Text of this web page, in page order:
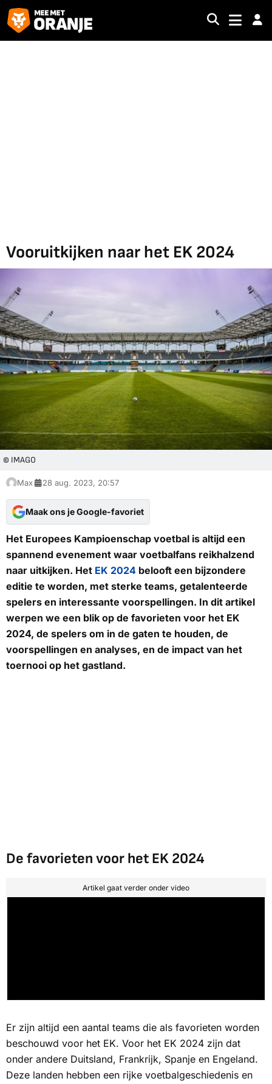
Vooruitkijken naar het EK 2024
© IMAGO
Max 28 aug. 2023, 20:57
Maak ons je Google-favoriet
Het Europees Kampioenschap voetbal is altijd een
spannend evenement waar voetbalfans reikhalzend
naar uitkijken. Het EK 2024 belooft een bijzondere
editie te worden, met sterke teams, getalenteerde
spelers en interessante voorspellingen. In dit artikel
werpen we een blik op de favorieten voor het EK
2024, de spelers om in de gaten te houden, de
voorspellingen en analyses, en de impact van het
toernooi op het gastland.
De favorieten voor het EK 2024
Artikel gaat verder onder video
Er zijn altijd een aantal teams die als favorieten worden
beschouwd voor het EK. Voor het EK 2024 zijn dat
onder andere Duitsland, Frankrijk, Spanje en Engeland.
Deze landen hebben een rijke voetbalgeschiedenis en